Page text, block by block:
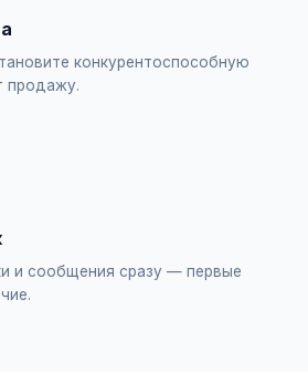
конкурентоспособную
продажу.
и сообщения сразу — первые